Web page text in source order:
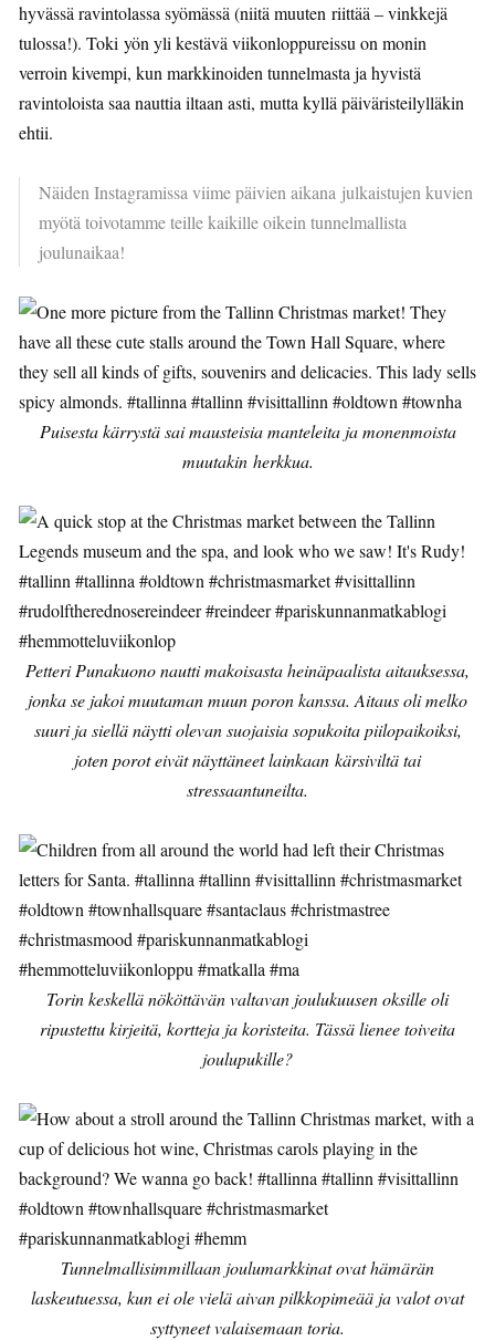
hyvässä ravintolassa syömässä (niitä muuten riittää – vinkkejä
tulossa!). Toki yön yli kestävä viikonloppureissu on monin
verroin kivempi, kun markkinoiden tunnelmasta ja hyvistä
ravintoloista saa nauttia iltaan asti, mutta kyllä päiväristeilylläkin
ehtii.
Näiden Instagramissa viime päivien aikana julkaistujen kuvien
myötä toivotamme teille kaikille oikein tunnelmallista
joulunaikaa!
Puisesta kärrystä sai mausteisia manteleita ja monenmoista
muutakin herkkua.
Petteri Punakuono nautti makoisasta heinäpaalista aitauksessa,
jonka se jakoi muutaman muun poron kanssa. Aitaus oli melko
suuri ja siellä näytti olevan suojaisia sopukoita piilopaikoiksi,
joten porot eivät näyttäneet lainkaan kärsiviltä tai
stressaantuneilta.
Torin keskellä nököttävän valtavan joulukuusen oksille oli
ripustettu kirjeitä, kortteja ja koristeita. Tässä lienee toiveita
joulupukille?
Tunnelmallisimmillaan joulumarkkinat ovat hämärän
laskeutuessa, kun ei ole vielä aivan pilkkopimeää ja valot ovat
syttyneet valaisemaan toria.